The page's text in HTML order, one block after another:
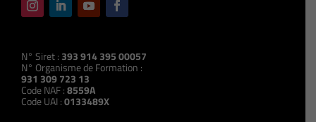
N° Siret : 393 914 395 00057
N° Organisme de Formation :
931 309 723 13
Code NAF :8559A
Code UAI :0133489X